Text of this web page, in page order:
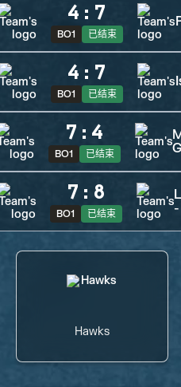
4 : 7
BO1 已结束
4 : 7
BO1 已结束
7 : 4
BO1 已结束
7 : 8
BO1 已结束
Hawks